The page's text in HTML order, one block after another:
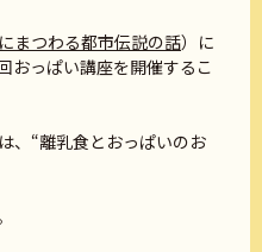
まつわる都市伝説の話）に
おっぱい講座を開催するこ
、“離乳食とおっぱいのお